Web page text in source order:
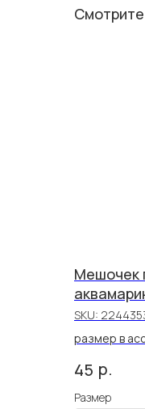
Мешочек
SKU:
размер в
45 р.
Размер